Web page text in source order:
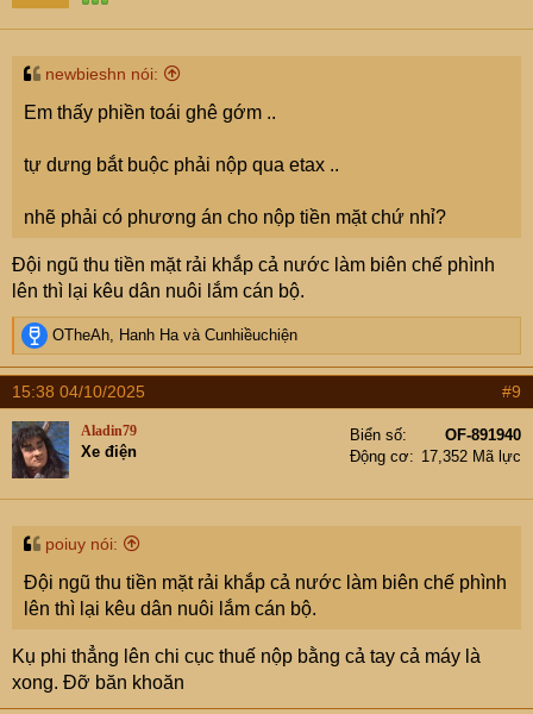
newbieshn nói:
Em thấy phiền toái ghê gớm ..
tự dưng bắt buộc phải nộp qua etax ..
nhẽ phải có phương án cho nộp tiền mặt chứ nhỉ?
Đội ngũ thu tiền mặt rải khắp cả nước làm biên chế phình
lên thì lại kêu dân nuôi lắm cán bộ.
R
e
a
c
t
i
o
n
s
OTheAh, Hanh Havà Cunhiềuchiện
15:38 04/10/2025 #9
Aladin79
Xe điện
Biển số
OF-891940
Động cơ
17,352 Mã lực
poiuy nói:
Đội ngũ thu tiền mặt rải khắp cả nước làm biên chế phình
lên thì lại kêu dân nuôi lắm cán bộ.
Kụ phi thẳng lên chi cục thuế nộp bằng cả tay cả máy là
xong. Đỡ băn khoăn